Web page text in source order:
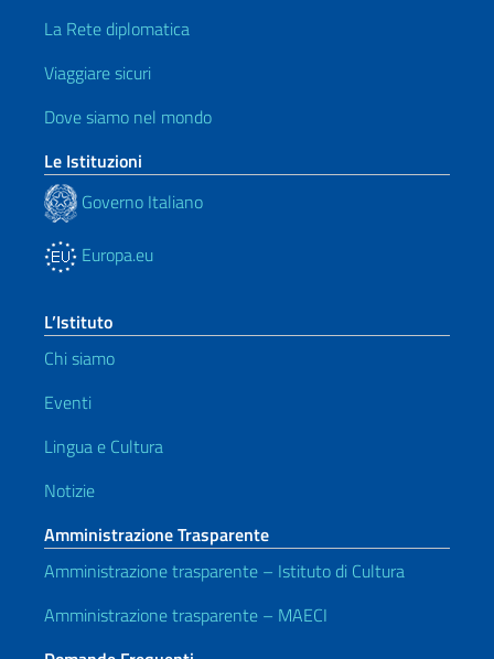
La Rete diplomatica
Viaggiare sicuri
Dove siamo nel mondo
Le Istituzioni
Governo Italiano
Europa.eu
L’Istituto
Chi siamo
Eventi
Lingua e Cultura
Notizie
Amministrazione Trasparente
Amministrazione trasparente – Istituto di Cultura
Amministrazione trasparente – MAECI